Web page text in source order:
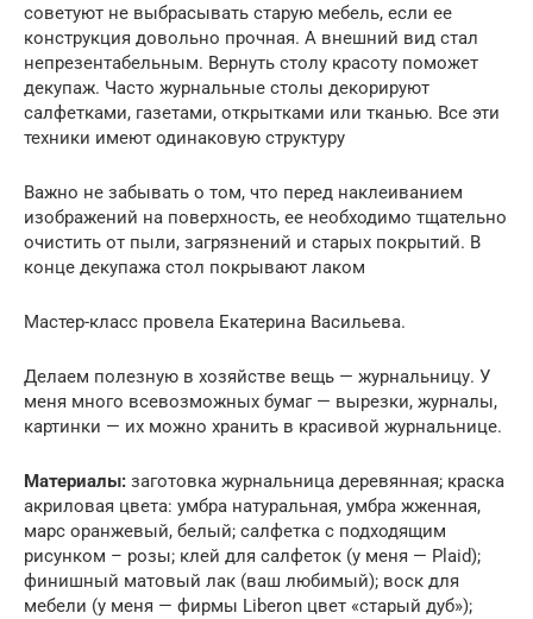
советуют не выбрасывать старую мебель, если ее
конструкция довольно прочная. А внешний вид стал
непрезентабельным. Вернуть столу красоту поможет
декупаж. Часто журнальные столы декорируют
салфетками, газетами, открытками или тканью. Все эти
техники имеют одинаковую структуру
Важно не забывать о том, что перед наклеиванием
изображений на поверхность, ее необходимо тщательно
очистить от пыли, загрязнений и старых покрытий. В
конце декупажа стол покрывают лаком
Мастер-класс провела Екатерина Васильева.
Делаем полезную в хозяйстве вещь — журнальницу. У
меня много всевозможных бумаг — вырезки, журналы,
картинки — их можно хранить в красивой журнальнице.
Материалы: заготовка журнальница деревянная; краска
акриловая цвета: умбра натуральная, умбра жженная,
марс оранжевый, белый; салфетка с подходящим
рисунком – розы; клей для салфеток (у меня — Plaid);
финишный матовый лак (ваш любимый); воск для
мебели (у меня — фирмы Liberon цвет «старый дуб»);